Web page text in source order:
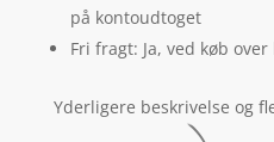
på kontoudtoget
Fri fragt: Ja, ved køb over
Yderligere beskrivelse og